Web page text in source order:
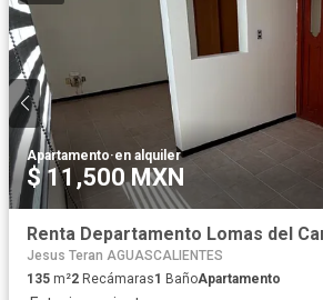
Apartamento·en alquiler
$ 11,500 MXN
Jesus Teran AGUASCALIENTES
135 m²2 Recámaras1 BañoApartamento